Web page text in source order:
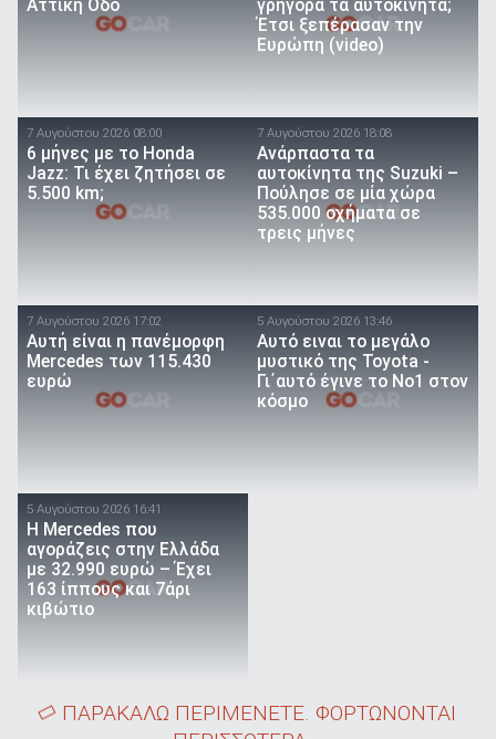
Αττική Οδό
γρήγορα τα αυτοκίνητα;
Έτσι ξεπέρασαν την
Ευρώπη (video)
7 Αυγούστου 2026 08:00
6 μήνες με το Honda
Jazz: Τι έχει ζητήσει σε
5.500 km;
7 Αυγούστου 2026 18:08
Ανάρπαστα τα
αυτοκίνητα της Suzuki –
Πούλησε σε μία χώρα
535.000 οχήματα σε
τρεις μήνες
7 Αυγούστου 2026 17:02
Αυτή είναι η πανέμορφη
Mercedes των 115.430
ευρώ
5 Αυγούστου 2026 13:46
Αυτό ειναι τo μεγάλο
μυστικό της Toyota -
Γι΄αυτό έγινε το Νο1 στον
κόσμο
5 Αυγούστου 2026 16:41
Η Mercedes που
αγοράζεις στην Ελλάδα
με 32.990 ευρώ – Έχει
163 ίππους και 7άρι
κιβώτιο
ΠΑΡΑΚΑΛΩ ΠΕΡΙΜΕΝΕΤΕ. ΦΟΡΤΩΝΟΝΤΑΙ